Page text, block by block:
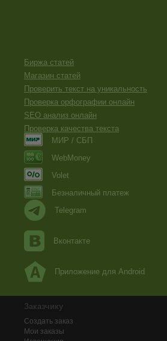
Биржа статей
Магазин статей
Проверить текст на уникальность
Проверка орфографии онлайн
SEO анализ онлайн
Проверка качества текста
МИР / СБП
WebMoney
Volet
Безналичный платеж
Telegram
Вконтакте
Приложение для Android
Заказчику
Создать заказ
Мои заказы